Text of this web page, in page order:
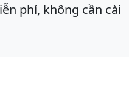
phí, không cần cài